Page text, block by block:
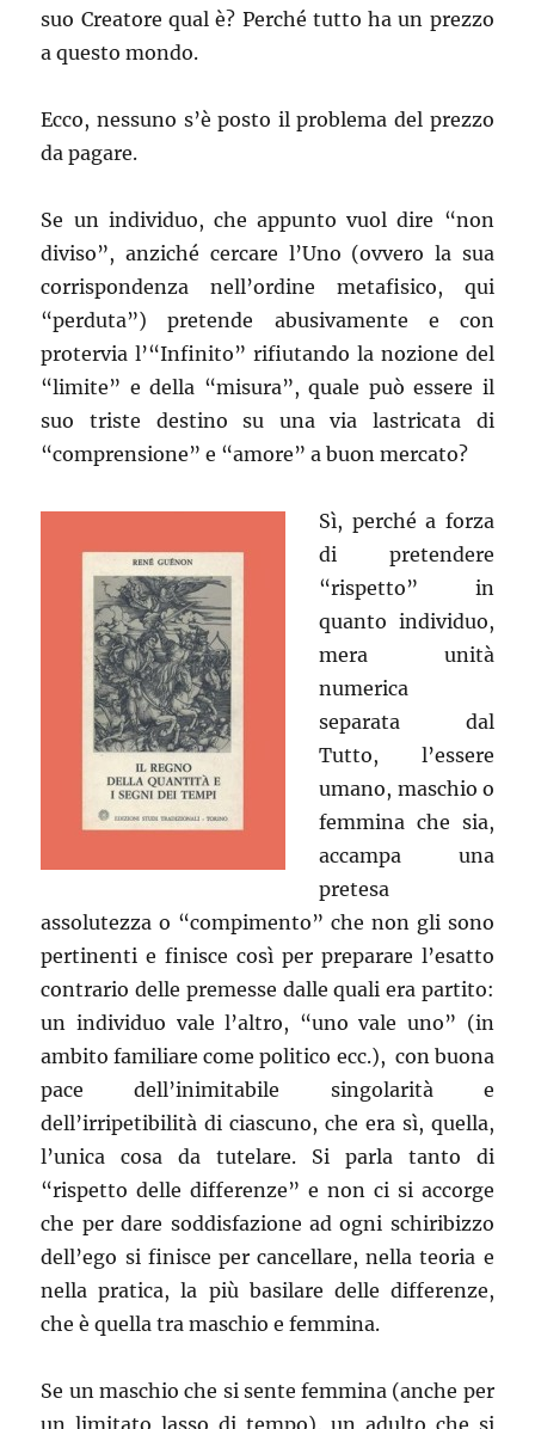
suo Creatore qual è? Perché tutto ha un prezzo
a questo mondo.
Ecco, nessuno s’è posto il problema del prezzo
da pagare.
Se un individuo, che appunto vuol dire “non
diviso”, anziché cercare l’Uno (ovvero la sua
corrispondenza nell’ordine metafisico, qui
“perduta”) pretende abusivamente e con
protervia l’“Infinito” rifiutando la nozione del
“limite” e della “misura”, quale può essere il
suo triste destino su una via lastricata di
“comprensione” e “amore” a buon mercato?
Sì, perché a forza
di pretendere
“rispetto” in
quanto individuo,
mera unità
numerica
separata dal
Tutto, l’essere
umano, maschio o
femmina che sia,
accampa una
pretesa
assolutezza o “compimento” che non gli sono
pertinenti e finisce così per preparare l’esatto
contrario delle premesse dalle quali era partito:
un individuo vale l’altro, “uno vale uno” (in
ambito familiare come politico ecc.), con buona
pace dell’inimitabile singolarità e
dell’irripetibilità di ciascuno, che era sì, quella,
l’unica cosa da tutelare. Si parla tanto di
“rispetto delle differenze” e non ci si accorge
che per dare soddisfazione ad ogni schiribizzo
dell’ego si finisce per cancellare, nella teoria e
nella pratica, la più basilare delle differenze,
che è quella tra maschio e femmina.
Se un maschio che si sente femmina (anche per